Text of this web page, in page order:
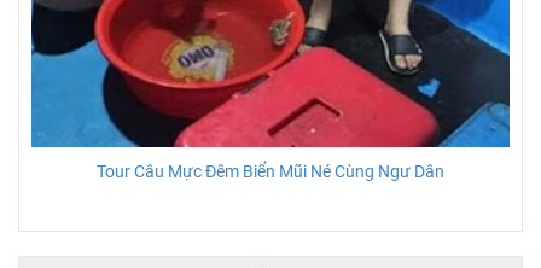
Tour Câu Mực Đêm Biển Mũi Né Cùng Ngư Dân